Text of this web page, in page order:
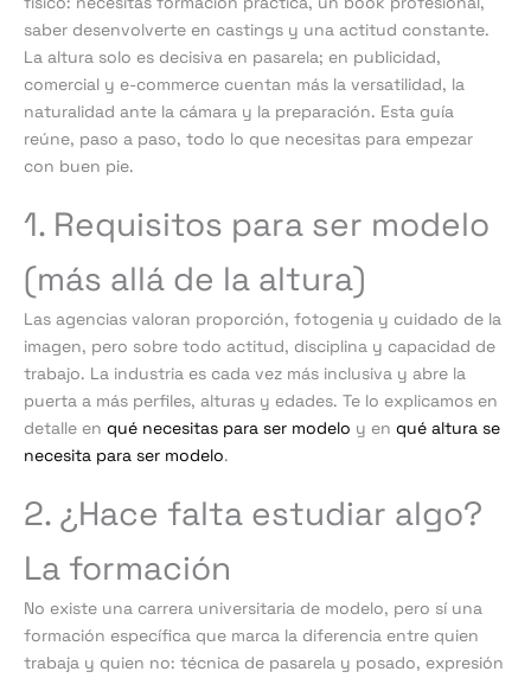
saber desenvolverte en castings y una actitud constante.
La altura solo es decisiva en pasarela; en publicidad,
comercial y e-commerce cuentan más la versatilidad, la
naturalidad ante la cámara y la preparación. Esta guía
reúne, paso a paso, todo lo que necesitas para empezar
con buen pie.
1. Requisitos para ser modelo
(más allá de la altura)
Las agencias valoran proporción, fotogenia y cuidado de la
imagen, pero sobre todo actitud, disciplina y capacidad de
trabajo. La industria es cada vez más inclusiva y abre la
puerta a más perfiles, alturas y edades. Te lo explicamos en
detalle en qué necesitas para ser modelo y en qué altura se
necesita para ser modelo.
2. ¿Hace falta estudiar algo?
La formación
No existe una carrera universitaria de modelo, pero sí una
formación específica que marca la diferencia entre quien
trabaja y quien no: técnica de pasarela y posado, expresión